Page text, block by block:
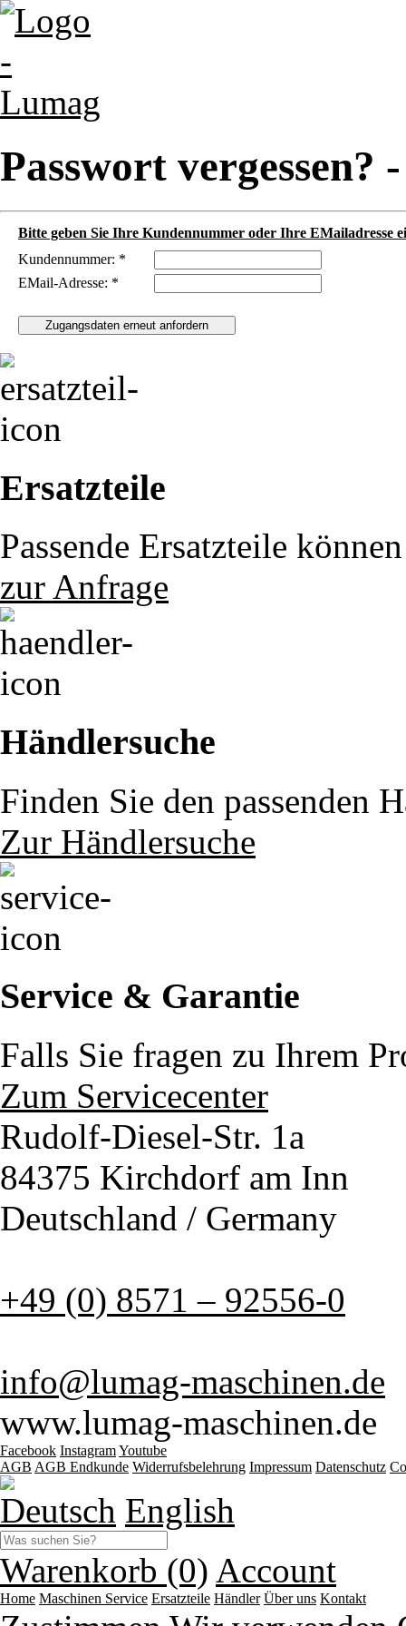
Passwort vergessen?
Bitte geben Sie Ihre Kundennummer oder Ihre EMailadresse
Kundennummer: *
EMail-Adresse: *
Ersatzteile
Passende Ersatzteile
zur Anfrage
Händlersuche
Finden Sie den passenden
Zur Händlersuche
Service & Garantie
Falls Sie fragen zu Ihrem
Zum Servicecenter
Rudolf-Diesel-Str. 1a
84375 Kirchdorf am Inn
Deutschland / Germany
+49 (0) 8571 – 92556-0
info@lumag-maschinen.de
www.lumag-maschinen.de
Facebook InstagramYoutube
AGB AGB Endkunde Widerrufsbelehrung Impressum Datenschutz
Deutsch English
Warenkorb (0) Account
Home Maschinen Service Ersatzteile Händler Über uns Kontakt